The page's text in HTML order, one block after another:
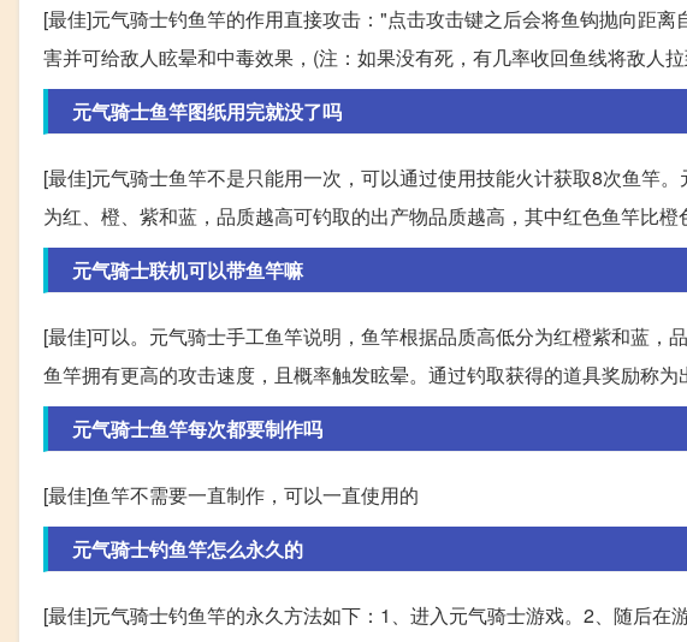
[最佳]元气骑士钓鱼竿的作用直接攻击："点击攻击键之后会将鱼钩抛向距
害并可给敌人眩晕和中毒效果，(注：如果没有死，有几率收回鱼线将敌人
元气骑士鱼竿图纸用完就没了吗
[最佳]元气骑士鱼竿不是只能用一次，可以通过使用技能火计获取8次鱼竿
为红、橙、紫和蓝，品质越高可钓取的出产物品质越高，其中红色鱼竿比橙
元气骑士联机可以带鱼竿嘛
[最佳]可以。元气骑士手工鱼竿说明，鱼竿根据品质高低分为红橙紫和蓝，
鱼竿拥有更高的攻击速度，且概率触发眩晕。通过钓取获得的道具奖励称为
元气骑士鱼竿每次都要制作吗
[最佳]鱼竿不需要一直制作，可以一直使用的
元气骑士钓鱼竿怎么永久的
[最佳]元气骑士钓鱼竿的永久方法如下：1、进入元气骑士游戏。2、随后